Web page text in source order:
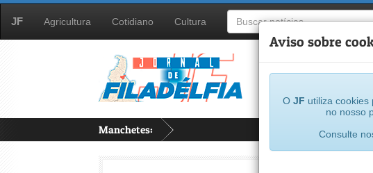
JF Agricultura Cotidiano Cultura
Manchetes: ...
Aviso sobre
O JF utiliza cookies
no nosso
Consulte